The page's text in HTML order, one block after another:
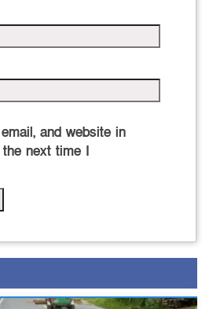
and website in
next time I